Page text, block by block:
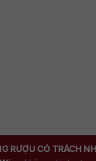
RƯỢU CÓ TRÁCH